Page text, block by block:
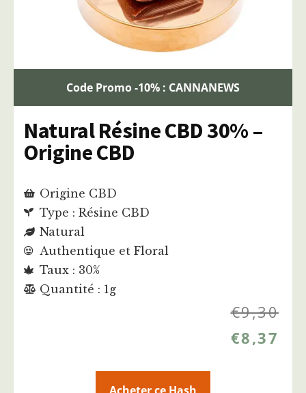
Code Promo -10% : CANNANEWS
Natural Résine CBD 30% –
Origine CBD
Origine CBD
Type : Résine CBD
Natural
Authentique et Floral
Taux : 30%
Quantité : 1g
€9,30
€8,37
Acheter ce Hash